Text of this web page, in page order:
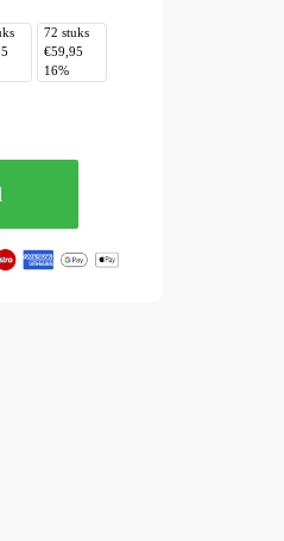
72 stuks
€59,95
16%